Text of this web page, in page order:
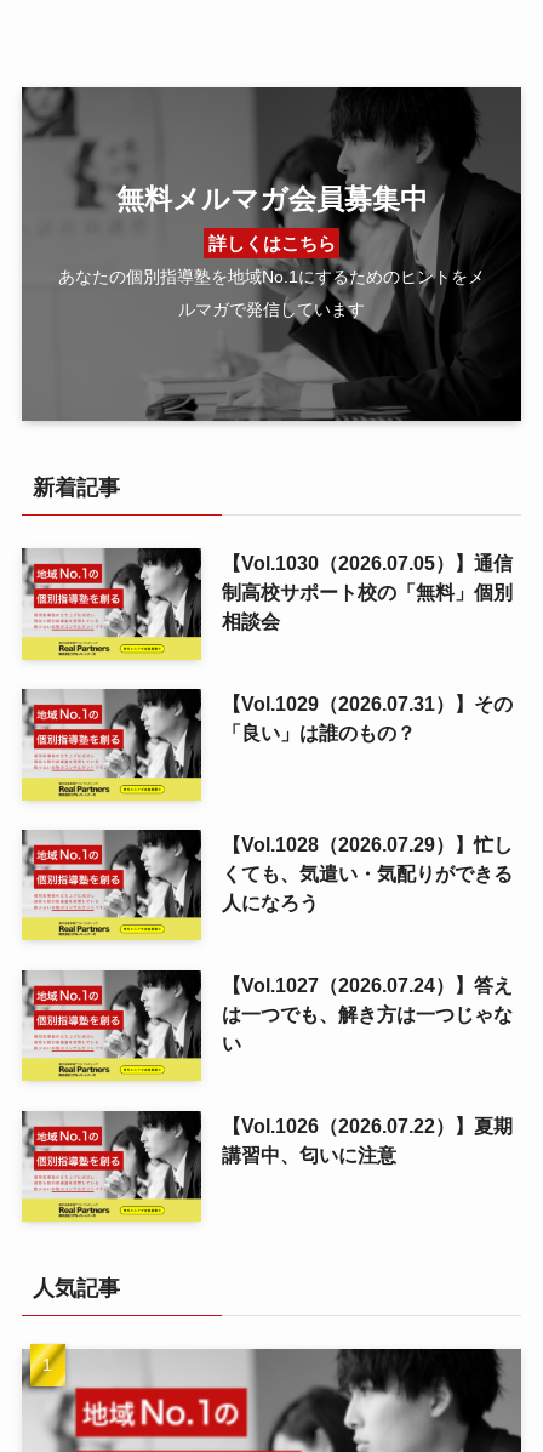
無料メルマガ会員募集中
詳しくはこちら
あなたの個別指導塾を地域No.1にするためのヒントをメ
ルマガで発信しています
新着記事
【Vol.1030（2026.07.05）】通信
制高校サポート校の「無料」個別
相談会
【Vol.1029（2026.07.31）】その
「良い」は誰のもの？
【Vol.1028（2026.07.29）】忙し
くても、気遣い・気配りができる
人になろう
【Vol.1027（2026.07.24）】答え
は一つでも、解き方は一つじゃな
い
【Vol.1026（2026.07.22）】夏期
講習中、匂いに注意
人気記事